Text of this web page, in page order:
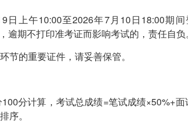
上午10:00至2026年7月10日18:00期
期不打印准考证而影响考试的，责任自负。
的重要证件，请妥善保管。
分计算，考试总成绩=笔试成绩×50%+
序。